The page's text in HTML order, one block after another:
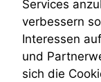
VRK
ZPO
Zustellfiktion
Services
verbessern
Interessen
und
sich die